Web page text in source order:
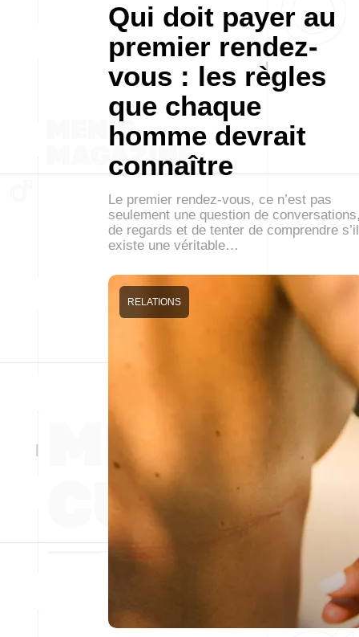
Qui doit payer au
premier rendez-
vous : les règles
que chaque
homme devrait
connaître
Le premier rendez-vous, ce n’est pas
seulement une question de
de regards et de tenter de comprendre s’il
existe une véritable…
RELATIONS